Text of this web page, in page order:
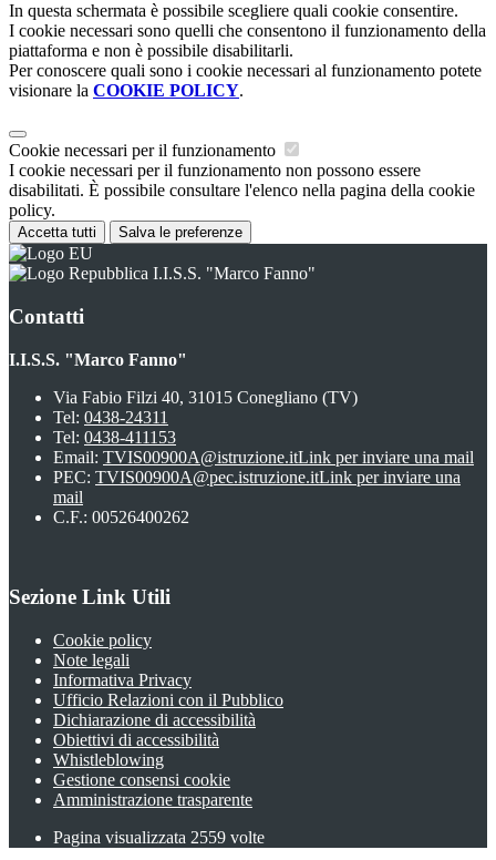
In questa schermata è possibile scegliere quali cookie consentire.
I cookie necessari sono quelli che consentono il funzionamento della
piattaforma e non è possibile disabilitarli.
Per conoscere quali sono i cookie necessari al funzionamento potete
visionare la COOKIE POLICY.
Cookie necessari per il funzionamento
I cookie necessari per il funzionamento non possono essere
disabilitati. È possibile consultare l'elenco nella pagina della cookie
policy.
Accetta tutti Salva le preferenze
I.I.S.S. "Marco Fanno"
Contatti
I.I.S.S. "Marco Fanno"
Via Fabio Filzi 40, 31015 Conegliano (TV)
Tel: 0438-24311
Tel: 0438-411153
Email: TVIS00900A@istruzione.itLink per inviare una mail
PEC: TVIS00900A@pec.istruzione.itLink per inviare una
mail
C.F.: 00526400262
Sezione Link Utili
Cookie policy
Note legali
Informativa Privacy
Ufficio Relazioni con il Pubblico
Dichiarazione di accessibilità
Obiettivi di accessibilità
Whistleblowing
Gestione consensi cookie
Amministrazione trasparente
Pagina visualizzata 2559 volte